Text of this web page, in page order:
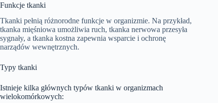
Funkcje tkanki
Tkanki pełnią różnorodne funkcje w organizmie. Na przykład,
tkanka mięśniowa umożliwia ruch, tkanka nerwowa przesyła
sygnały, a tkanka kostna zapewnia wsparcie i ochronę
narządów wewnętrznych.
Typy tkanki
Istnieje kilka głównych typów tkanki w organizmach
wielokomórkowych: